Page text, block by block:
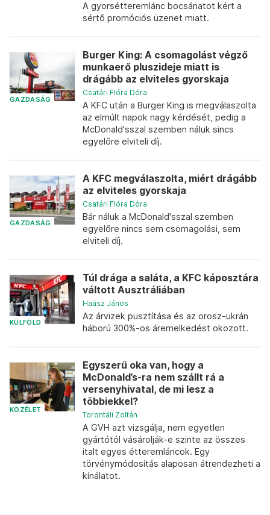
A gyorsétteremlánc bocsánatot kért a
sértő promóciós üzenet miatt.
GAZDASÁG
Burger King: A csomagolást végző
munkaerő pluszideje miatt is
drágább az elviteles gyorskaja
Csatári Flóra Dóra
A KFC után a Burger King is megválaszolta
az elmúlt napok nagy kérdését, pedig a
McDonald'sszal szemben náluk sincs
egyelőre elviteli díj.
GAZDASÁG
A KFC megválaszolta, miért drágább
az elviteles gyorskaja
Csatári Flóra Dóra
Bár náluk a McDonald'sszal szemben
egyelőre nincs sem csomagolási, sem
elviteli díj.
KÜLFÖLD
Túl drága a saláta, a KFC káposztára
váltott Ausztráliában
Haász János
Az árvizek pusztítása és az orosz-ukrán
háború 300%-os áremelkedést okozott.
KÖZÉLET
Egyszerű oka van, hogy a
McDonald’s-ra nem szállt rá a
versenyhivatal, de mi lesz a
többiekkel?
Torontáli Zoltán
A GVH azt vizsgálja, nem egyetlen
gyártótól vásárolják-e szinte az összes
italt egyes étteremláncok. Egy
törvénymódosítás alaposan átrendezheti a
kínálatot.